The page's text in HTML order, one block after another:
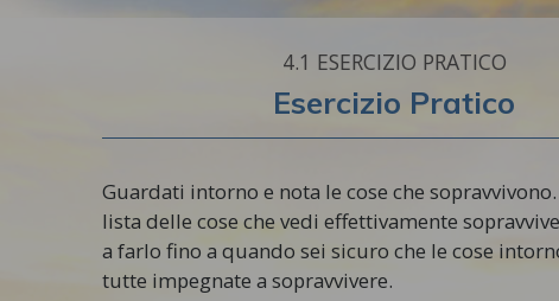
4.‎1 ESERCIZIO PRATICO
Esercizio Pratico
Guardati intorno e nota le cose che
lista delle cose che vedi effettivamente
a farlo fino a quando sei sicuro che le cose
tutte impegnate a sopravvivere.